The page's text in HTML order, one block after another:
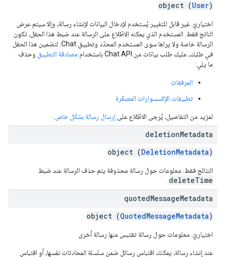
object (User)
اختياريّ. غير قابل للتغيير يُستخدم لإدخال البيانات لإنشاء رسالة، وإلا سيتم عرض
الناتج فقط. المستخدم الذي يمكنه الاطّلاع على الرسالة عند ضبط هذا الحقل، تكون
الرسالة خاصة ولا يراها سوى المستخدم المحدّد وتطبيق Chat. لتضمين هذا الحقل
في طلبك، عليك طلب بيانات من Chat API باستخدام
مصادقة التطبيق وحذف
ما يلي:
المرفقات
تطبيقات الإكسسوارات المصغّرة
لمزيد من التفاصيل، يُرجى الاطّلاع على إرسال رسالة بشكل خاص
deletionMetadata
object (DeletionMetadata)
النتائج فقط. معلومات حول رسالة محذوفة يتم حذف الرسالة عند ضبط
deleteTime
quotedMessageMetadata
object (QuotedMessageMetadata)
اختياريّ. معلومات حول رسالة تقتبس منها رسالة أخرى
عند إنشاء رسالة، يمكنك اقتباس رسائل ضمن سلسلة المحادثات نفسها، أو اقتباس